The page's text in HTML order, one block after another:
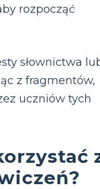
rozpocząć
słownictwa
z fragmentów,
uczniów tych